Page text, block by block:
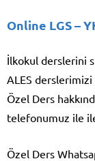
Online LGS –
İlkokul derslerini
ALES
Özel Ders
telefonumuz ile
Özel Ders